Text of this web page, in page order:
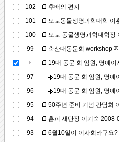
102
후배의 편지
101
모교동물생명과학대학 이
100
모교 동물생명과학대학장
99
축산대동문회 workshop
19대 동문 회 임원, 명예이
97
19대 동문 회 임원, 명예
96
19대 동문 회 임원, 명예
95
50주년 준비 기념 간담회
94
홈피 새단장 이기숙 2008-
93
6월10일이 이사회라구요